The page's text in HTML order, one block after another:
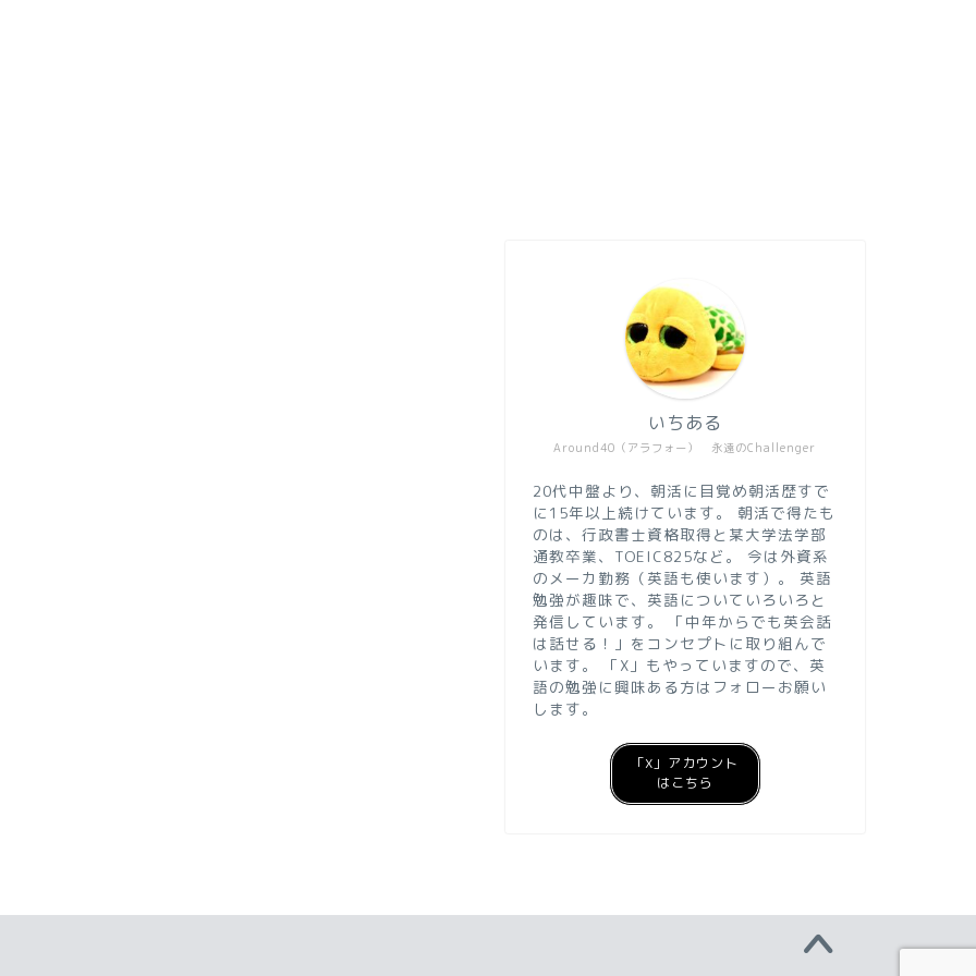
Around40（アラフォー） 永遠のChallenger
いちある
20代中盤より、朝活に目覚め朝活歴すで
に15年以上続けています。 朝活で得たも
のは、行政書士資格取得と某大学法学部
通教卒業、TOEIC825など。 今は外資系
のメーカ勤務（英語も使います）。 英語
勉強が趣味で、英語についていろいろと
発信しています。 「中年からでも英会話
は話せる！」をコンセプトに取り組んで
います。 「X」もやっていますので、英
語の勉強に興味ある方はフォローお願い
します。
「X」アカウント
はこちら